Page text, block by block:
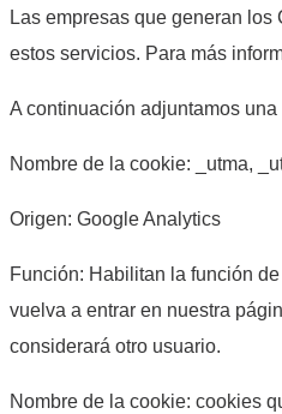
Las empresas que generan
estos servicios. Para más
A continuación adjuntamos
Nombre de la cookie: _utma,
Origen: Google Analytics
Función: Habilitan la función
vuelva a entrar en nuestra
considerará otro usuario.
Nombre de la cookie: cookies